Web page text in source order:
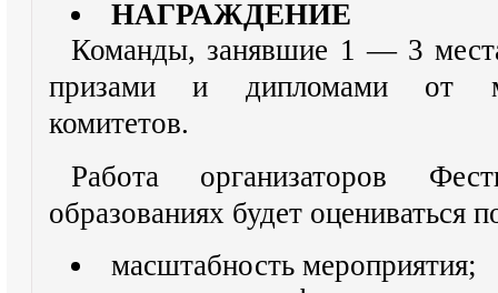
НАГРАЖДЕНИЕ
Команды, занявшие 1 — 3
призами и дипломами от
комитетов.
Работа организаторов
образованиях будет
масштабность мероприятия;